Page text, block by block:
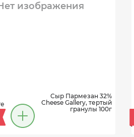
изображения
Сыр Пармезан 32%
Cheese Gallery, тертый
гранулы 100г